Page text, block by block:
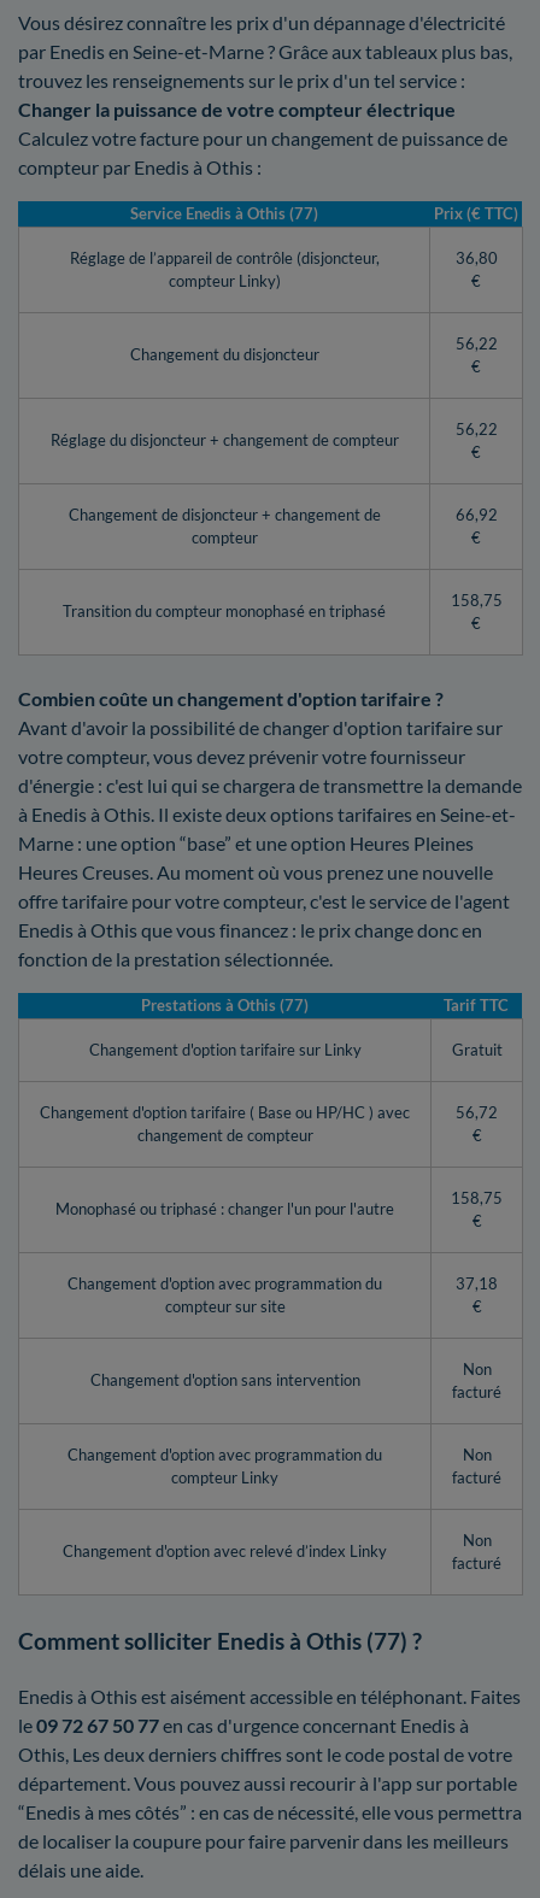
Vous désirez connaître les prix d'un dépannage d'électricité
par Enedis en Seine-et-Marne ? Grâce aux tableaux plus bas,
trouvez les renseignements sur le prix d'un tel service :
Changer la puissance de votre compteur électrique
Calculez votre facture pour un changement de puissance de
compteur par Enedis à Othis :
Service Enedis à Othis (77) Prix (€ TTC)
Réglage de l’appareil de contrôle (disjoncteur,
compteur Linky)
36,80
€
Changement du disjoncteur
56,22
€
Réglage du disjoncteur + changement de compteur
56,22
€
Changement de disjoncteur + changement de
compteur
66,92
€
Transition du compteur monophasé en triphasé
158,75
€
Combien coûte un changement d'option tarifaire ?
Avant d'avoir la possibilité de changer d'option tarifaire sur
votre compteur, vous devez prévenir votre fournisseur
d'énergie : c'est lui qui se chargera de transmettre la demande
à Enedis à Othis. Il existe deux options tarifaires en Seine-et-
Marne : une option “base” et une option Heures Pleines
Heures Creuses. Au moment où vous prenez une nouvelle
offre tarifaire pour votre compteur, c'est le service de l'agent
Enedis à Othis que vous financez : le prix change donc en
fonction de la prestation sélectionnée.
Prestations à Othis (77) Tarif TTC
Changement d'option tarifaire sur Linky Gratuit
Changement d'option tarifaire ( Base ou HP/HC ) avec
changement de compteur
56,72
€
Monophasé ou triphasé : changer l'un pour l'autre
158,75
€
Changement d'option avec programmation du
compteur sur site
37,18
€
Changement d'option sans intervention
Non
facturé
Changement d'option avec programmation du
compteur Linky
Non
facturé
Changement d'option avec relevé d’index Linky
Non
facturé
Comment solliciter Enedis à Othis (77) ?
Enedis à Othis est aisément accessible en téléphonant. Faites
le09 72 67 50 77en cas d'urgence concernant Enedis à
Othis, Les deux derniers chiffres sont le code postal de votre
département. Vous pouvez aussi recourir à l'app sur portable
“Enedis à mes côtés” : en cas de nécessité, elle vous permettra
de localiser la coupure pour faire parvenir dans les meilleurs
délais une aide.